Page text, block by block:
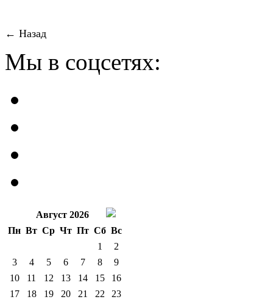
← Назад
Мы в соцсетях:
Август 2026
Пн Вт Ср Чт Пт Сб Вс
1
2
3
4 5 6 7 8
9
10
11 12 13 14 15
16
17
18 19 20 21 22
23